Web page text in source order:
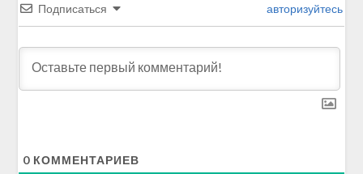
Подписаться авторизуйтесь
0 КОММЕНТАРИЕВ